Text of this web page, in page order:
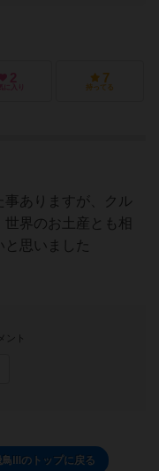
2
に入り
7
持ってる
事ありますが、クル
界のお土産とも相
思いました
ント
Ⅲのトップに戻る